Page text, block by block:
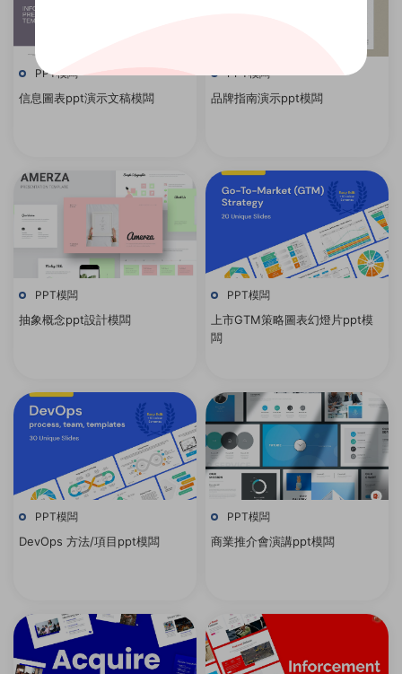
PPT模闆
信息圖表ppt演示文稿模闆
PPT模闆
品牌指南演示ppt模闆
PPT模闆
抽象概念ppt設計模闆
PPT模闆
上市GTM策略圖表幻燈片ppt模
闆
PPT模闆
DevOps 方法/項目ppt模闆
PPT模闆
商業推介會演講ppt模闆